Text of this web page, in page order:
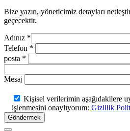
Bize yazın, yöneticimiz detayları
geçecektir.
Adınız *
Telefon *
posta *
Mesaj
Kişisel verilerimin aşağıdakilere
işlenmesini onaylıyorum: Gizlilik
Göndermek